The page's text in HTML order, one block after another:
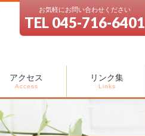
お気軽にお問い合わせください
TEL 045-716-6401
アクセス
Access
リンク集
Links